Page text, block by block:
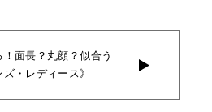
面長？丸顔？似合う
・レディース》